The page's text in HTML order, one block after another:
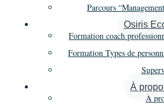
Parcours
Osiris
Formation coach
Formation Types de
À
À
Supports réservés aux
typologiques